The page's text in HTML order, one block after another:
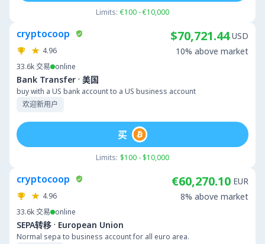
Limits: €100 - €10,000
cryptocoop
4.96
33.6k交易 online
Bank Transfer · 美国
buy with a US bank account to a US business account
欢迎新用户
$70,721.44 USD
10% above market
Limits: $100 - $10,000
买
cryptocoop
4.96
33.6k交易 online
SEPA转移 · European Union
Normal sepa to business account for all euro area.
€60,270.10 EUR
8% above market